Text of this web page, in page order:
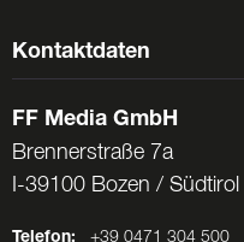
Kontaktdaten
FF Media GmbH
Brennerstraße 7a
I-39100 Bozen / Südtirol
+39 0471 304 500